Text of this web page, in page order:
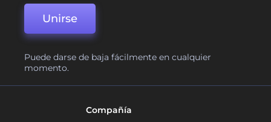
Unirse
Puede darse de baja fácilmente en cualquier
momento.
Compañía